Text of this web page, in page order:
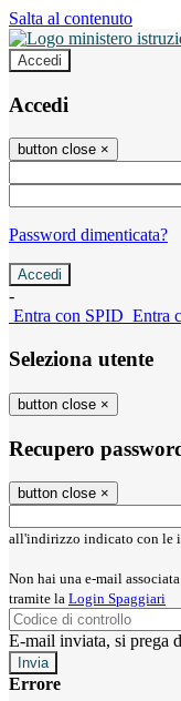
Salta al contenuto
Accedi
Accedi
button close ×
Password dimenticata?
-
Entra con SPID Entra
Seleziona utente
button close ×
Recupero
button close ×
all'indirizzo indicato con le
Non hai una e-mail
tramite la Login Spaggiari
E-mail inviata, si prega
Errore